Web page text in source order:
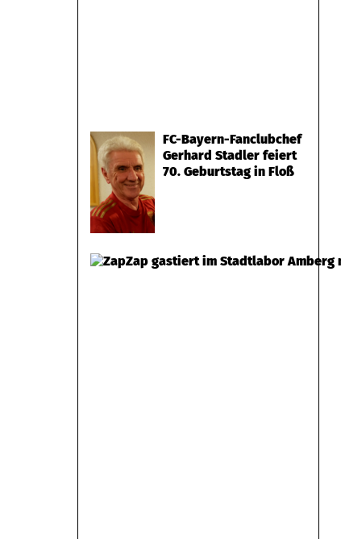
FC-Bayern-Fanclubchef
Gerhard Stadler feiert
70. Geburtstag in Floß